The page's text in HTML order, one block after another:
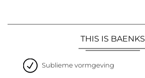
THIS IS BAENKS
Sublieme vormgeving